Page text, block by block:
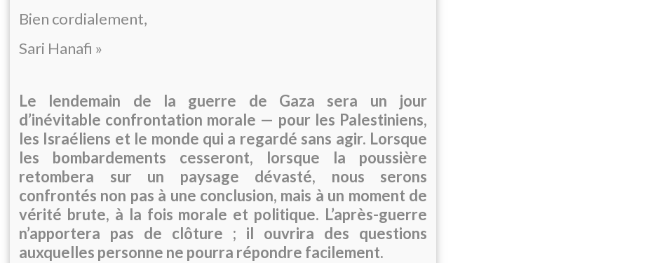
Bien cordialement,
Sari Hanafi »
Le lendemain de la guerre de Gaza sera un jour
d’inévitable confrontation morale — pour les Palestiniens,
les Israéliens et le monde qui a regardé sans agir. Lorsque
les bombardements cesseront, lorsque la poussière
retombera sur un paysage dévasté, nous serons
confrontés non pas à une conclusion, mais à un moment de
vérité brute, à la fois morale et politique. L’après-guerre
n’apportera pas de clôture ; il ouvrira des questions
auxquelles personne ne pourra répondre facilement.